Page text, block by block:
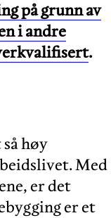
på grunn av
i andre
.
høy
Med
er det
er et